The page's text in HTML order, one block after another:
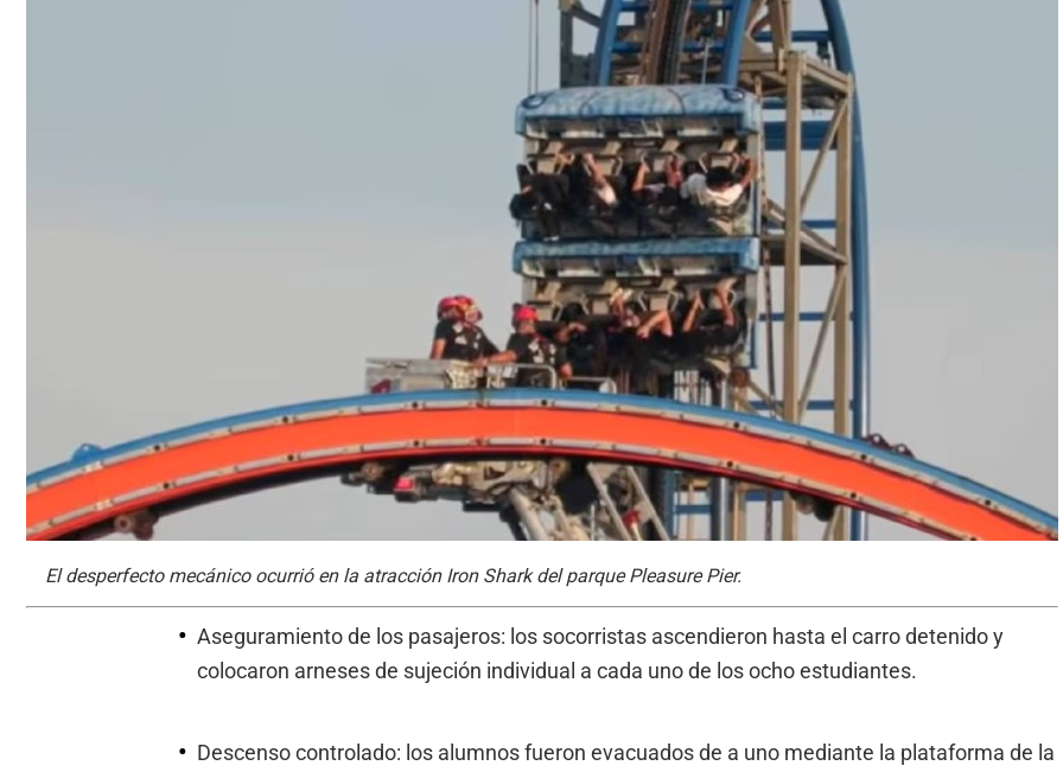
El desperfecto mecánico ocurrió en la atracción Iron Shark del parque Pleasure Pier.
Aseguramiento de los pasajeros: los socorristas ascendieron hasta el carro detenido y
colocaron arneses de sujeción individual a cada uno de los ocho estudiantes.
Descenso controlado: los alumnos fueron evacuados de a uno mediante la plataforma de la